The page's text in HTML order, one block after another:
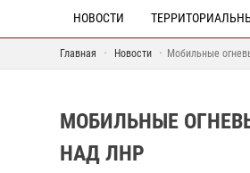
НОВОСТИ
Главная Новости Мобильные
МОБИЛЬНЫЕ
НАД ЛНР